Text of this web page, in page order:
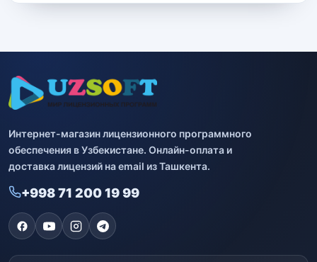
Интернет-магазин лицензионного программного
обеспечения в Узбекистане. Онлайн-оплата и
доставка лицензий на email из Ташкента.
+998 71 200 19 99